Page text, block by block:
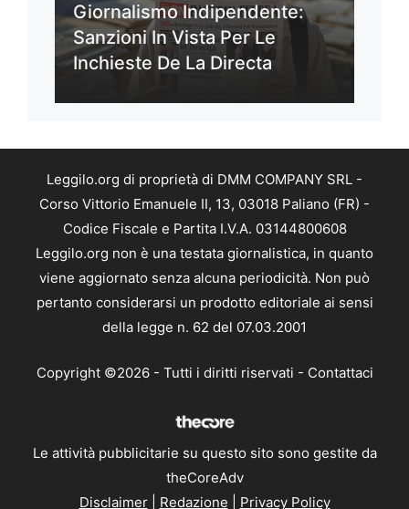
Giornalismo Indipendente:
Sanzioni In Vista Per Le
Inchieste De La Directa
Leggilo.org di proprietà di DMM COMPANY SRL -
Corso Vittorio Emanuele II, 13, 03018 Paliano (FR) -
Codice Fiscale e Partita I.V.A. 03144800608
Leggilo.org non è una testata giornalistica, in quanto
viene aggiornato senza alcuna periodicità. Non può
pertanto considerarsi un prodotto editoriale ai sensi
della legge n. 62 del 07.03.2001
Copyright ©2026 - Tutti i diritti riservati - Contattaci
Le attività pubblicitarie su questo sito sono gestite da
theCoreAdv
Disclaimer| Redazione Privacy Policy